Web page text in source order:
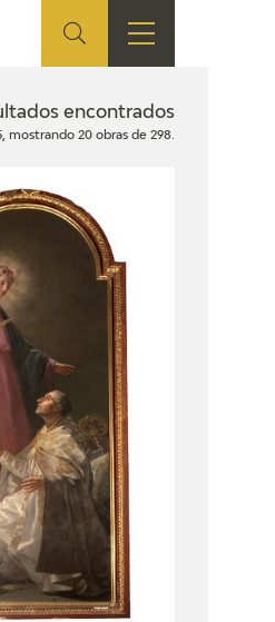
EDUCA
RECURSOS
EDUCATIVOS
FICHAS ARASAAC
encontrados
mostrando 20 obras de 298.